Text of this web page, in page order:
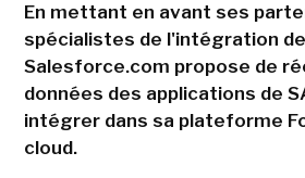
En mettant en avant ses
spécialistes de l'intégration
Salesforce.com propose de
données des applications de
intégrer dans sa plateforme
cloud.